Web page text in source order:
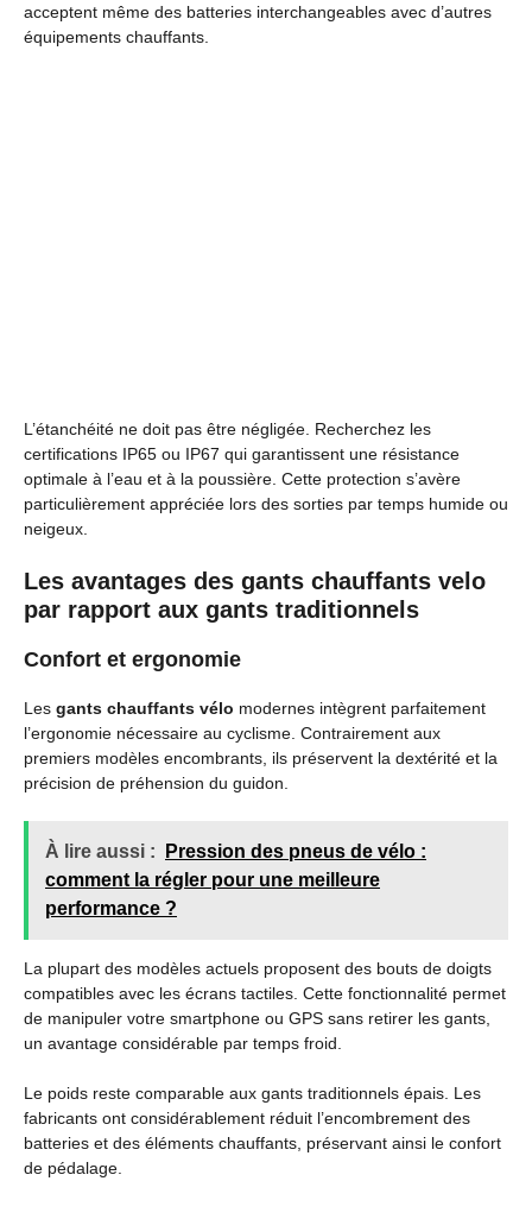
acceptent même des batteries interchangeables avec d’autres
équipements chauffants.
L’étanchéité ne doit pas être négligée. Recherchez les
certifications IP65 ou IP67 qui garantissent une résistance
optimale à l’eau et à la poussière. Cette protection s’avère
particulièrement appréciée lors des sorties par temps humide ou
neigeux.
Les avantages des gants chauffants velo
par rapport aux gants traditionnels
Confort et ergonomie
Les gants chauffants vélo modernes intègrent parfaitement
l’ergonomie nécessaire au cyclisme. Contrairement aux
premiers modèles encombrants, ils préservent la dextérité et la
précision de préhension du guidon.
À lire aussi :
Pression des pneus de vélo :
comment la régler pour une meilleure
performance ?
La plupart des modèles actuels proposent des bouts de doigts
compatibles avec les écrans tactiles. Cette fonctionnalité permet
de manipuler votre smartphone ou GPS sans retirer les gants,
un avantage considérable par temps froid.
Le poids reste comparable aux gants traditionnels épais. Les
fabricants ont considérablement réduit l’encombrement des
batteries et des éléments chauffants, préservant ainsi le confort
de pédalage.